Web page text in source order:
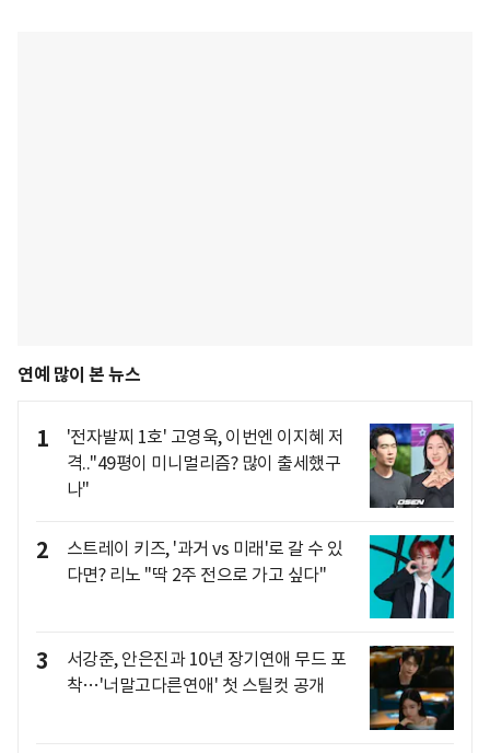
연예 많이 본 뉴스
1
'전자발찌 1호' 고영욱, 이번엔 이지혜 저
격.."49평이 미니멀리즘? 많이 출세했구
나"
2
스트레이 키즈, '과거 vs 미래'로 갈 수 있
다면? 리노 "딱 2주 전으로 가고 싶다"
3
서강준, 안은진과 10년 장기연애 무드 포
착…'너말고다른연애' 첫 스틸컷 공개